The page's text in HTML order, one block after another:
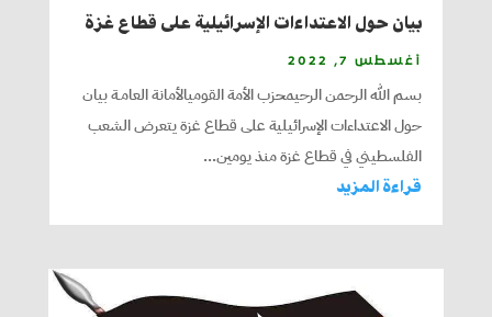
بيان حول الاعتداءات الإسرائيلية على قطاع غزة
أغسطس 7, 2022
بسم الله الرحمن الرحيمحزب الأمة القوميالأمانة العامـة بيان
حول الاعتداءات الإسرائيلية على قطاع غزة يتعرض الشعب
الفلسطيني في قطاع غزة منذ يومين...
قراءة المزيد